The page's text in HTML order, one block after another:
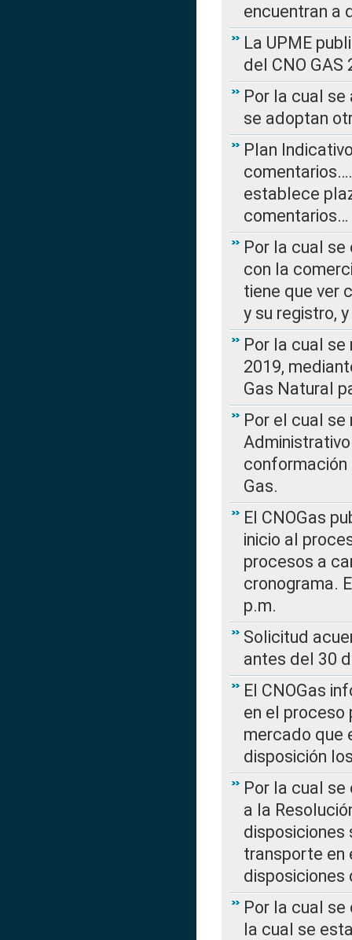
encuentran a
La UPME
del CNO
Por la cual
se adoptan
Plan
establece
comentarios…
Por la cual
con la
tiene que ver
y su registro,
Por la cual
2019,
Gas Natural
Por el cual
conformación
Gas.
El CNOGas
inicio al
procesos a
cronograma.
p.m.
Solicitud
antes del 30
El CNOGas
en el
mercado que
disposición
Por la cual se
a la
disposiciones
transporte en
disposiciones
Por la cual se
la cual se